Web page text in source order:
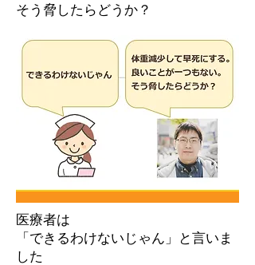
そう脅したらどうか？
医療者は
「できるわけないじゃん」と言いま
した